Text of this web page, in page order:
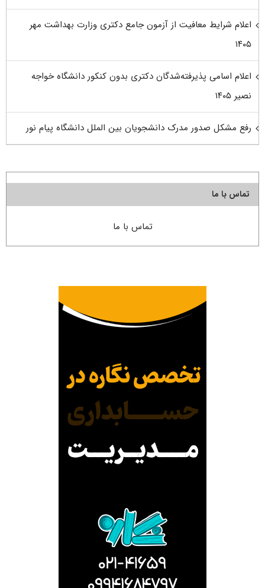
اعلام شرایط معافیت از آزمون جامع دکتری وزارت بهداشت مهر
۱۴۰۵
اعلام اسامی پذیرفته‌شدگان دکتری بدون کنکور دانشگاه خواجه
نصیر ۱۴۰۵
رفع مشکل صدور مدرک دانشجویان بین الملل دانشگاه پیام نور
تماس با ما
تماس با ما